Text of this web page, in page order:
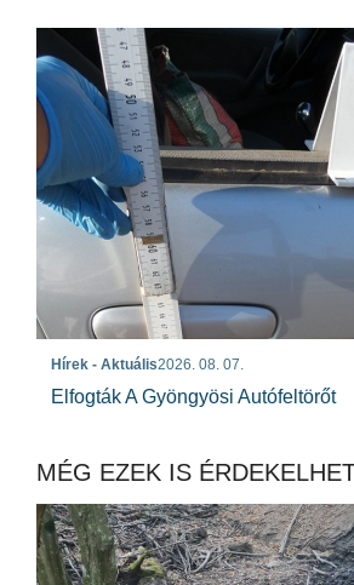
Hírek - Aktuális2026. 08. 07.
Elfogták A Gyöngyösi Autófeltörőt
MÉG EZEK IS